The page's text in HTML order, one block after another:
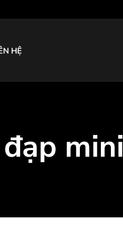
HỆ
mini